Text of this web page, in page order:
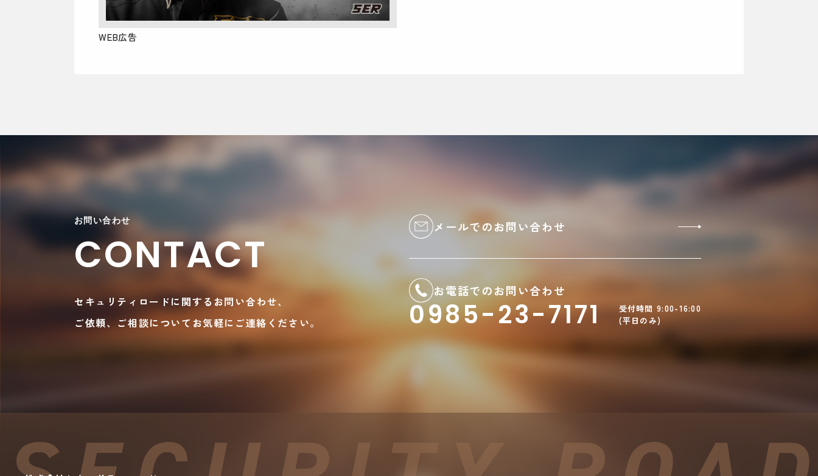
WEB広告
お問い合わせ
CONTACT
セキュリティロードに関するお問い合わせ、
ご依頼、ご相談についてお気軽にご連絡ください。
メールでのお問い合わせ
お電話でのお問い合わせ
0985-23-7171
受付時間 9:00-16:00
(平日のみ)